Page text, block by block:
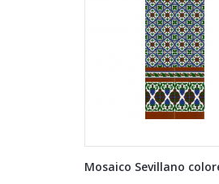
Mosaico Sevillano